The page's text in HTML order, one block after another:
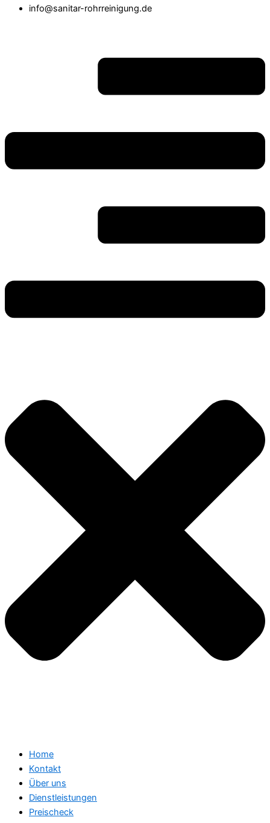
info@sanitar-rohrreinigung.de
Home
Kontakt
Über uns
Dienstleistungen
Preischeck